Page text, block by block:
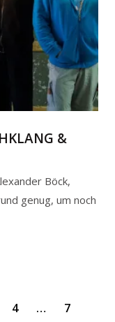
&
Böck,
genug, um noch
4 …
7